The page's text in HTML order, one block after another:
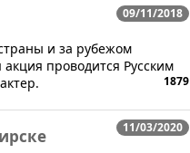
09/11/2018
и за рубежом
проводится Русским
1879
11/03/2020